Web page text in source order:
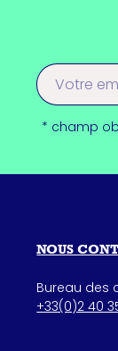
* champ
NOUS
Bureau des
+33(0)2 40